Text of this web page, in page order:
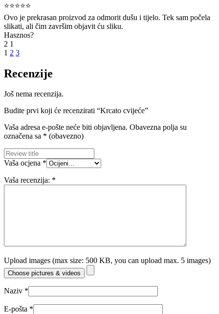
⭐⭐⭐⭐⭐
Ovo je prekrasan proizvod za odmorit dušu i tijelo. Tek sam počela
slikati, ali čim završim objavit ću sliku.
Hasznos?
2 1
1 2 3
Recenzije
Još nema recenzija.
Budite prvi koji će recenzirati “Krcato cvijeće”
Vaša adresa e-pošte neće biti objavljena. Obavezna polja su
označena sa * (obavezno)
Vaša ocjena *
Vaša recenzija: *
Upload images (max size: 500 KB, you can upload max. 5 images)
Choose pictures & videos
Naziv *
E-pošta *